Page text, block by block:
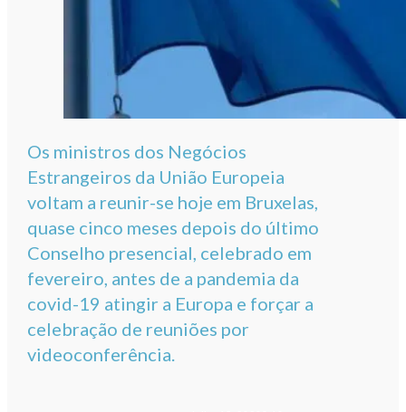
Os ministros dos Negócios
Estrangeiros da União Europeia
voltam a reunir-se hoje em Bruxelas,
quase cinco meses depois do último
Conselho presencial, celebrado em
fevereiro, antes de a pandemia da
covid-19 atingir a Europa e forçar a
celebração de reuniões por
videoconferência.